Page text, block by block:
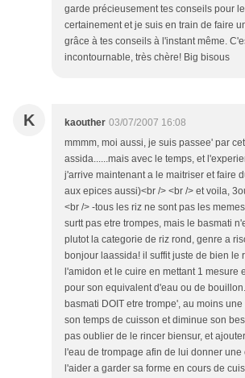
garde précieusement tes conseils pour
certainement et je suis en train de faire
grâce à tes conseils à l'instant même.
incontournable, très chère! Big bisous
K kaouther 03/07/2007 16:08
mmmm, moi aussi, je suis passee' par
assida......mais avec le temps, et
j'arrive maintenant a le maitriser et faire
aux epices aussi)<br /> <br /> et voila,
<br /> -tous les riz ne sont pas les
surtt pas etre trompes, mais le basmati
plutot la categorie de riz rond, genre a
bonjour laassida! il suffit juste de bien le
l'amidon et le cuire en mettant 1 mesure
pour son equivalent d'eau ou de
basmati DOIT etre trompe', au moins
son temps de cuisson et diminue son
pas oublier de le rincer biensur, et
l'eau de trompage afin de lui donner
l'aider a garder sa forme en cours de